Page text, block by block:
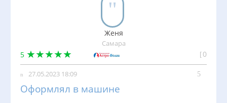
Женя
Самара
5 0
27.05.2023 18:09
Оформлял в машине